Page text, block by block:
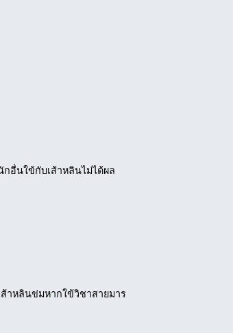
อื่นใข้กับเส้าหลินไม่ได้ผล
าหลินข่มหากใข้วิชาสายมาร